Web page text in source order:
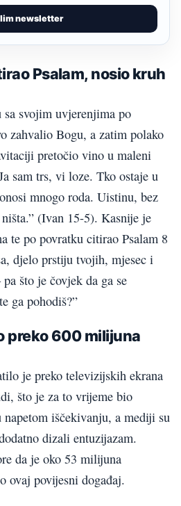
newsletter
Psalam, nosio kruh
svojim uvjerenjima po
zahvalio Bogu, a zatim polako
pretočio vino u maleni
sam trs, vi loze. Tko ostaje u
mnogo roda. Uistinu, bez
(Ivan 15-5). Kasnije je
te po povratku citirao Psalam 8
djelo prstiju tvojih, mjesec i
pa što je čovjek da ga se
ga pohodiš?”
preko 600 milijuna
je preko televizijskih ekrana
što je za to vrijeme bio
iščekivanju, a mediji su
dizali entuzijazam.
da je oko 53 milijuna
ovaj povijesni događaj.